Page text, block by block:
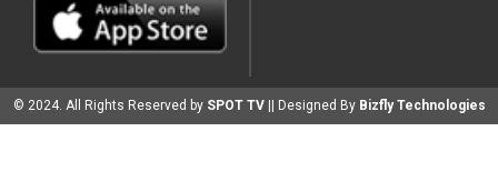
© 2024. All Rights Reserved by SPOT TV || Designed By Bizfly Technologies